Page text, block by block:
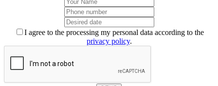
I agree to the processing my personal data according to the
privacy policy.